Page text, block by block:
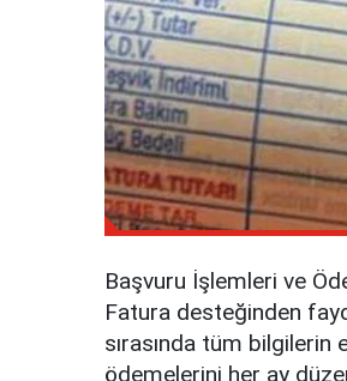
Başvuru İşlemleri ve
Fatura desteğinden
sırasında tüm
ödemelerini her ay